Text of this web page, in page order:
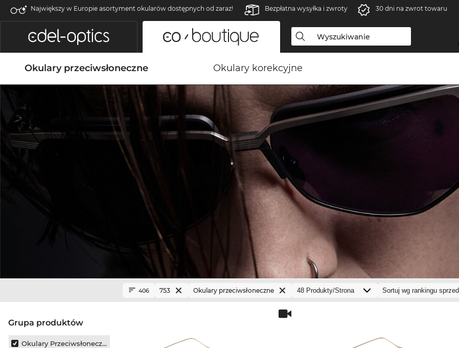
Największy w Europie asortyment okularów dostępnych od zaraz! Bezpłatna wysyłka i zwroty 30 dni na zwrot towaru
Okulary przeciwsłoneczne Okulary korekcyjne
grupa produktów
Okulary Przeciwsłoneczne
406 753 Okulary przeciwsłoneczne